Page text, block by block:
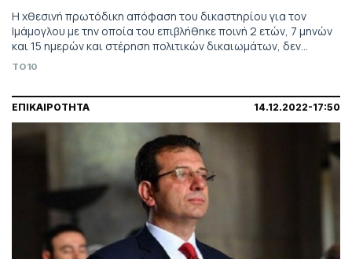
Η χθεσινή πρωτόδικη απόφαση του δικαστηρίου για τον
Ιμάμογλου με την οποία του επιβλήθηκε ποινή 2 ετών, 7 μηνών
και 15 ημερών και στέρηση πολιτικών δικαιωμάτων, δεν
έπεσε σαν κεραυνός εν αιθρία στη Τουρκία
TO10
ΕΠΙΚΑΙΡΟΤΗΤΑ 14.12.2022-17:50